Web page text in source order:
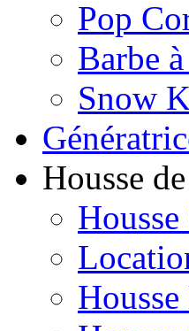
Pop
Barbe
Snow
Housse